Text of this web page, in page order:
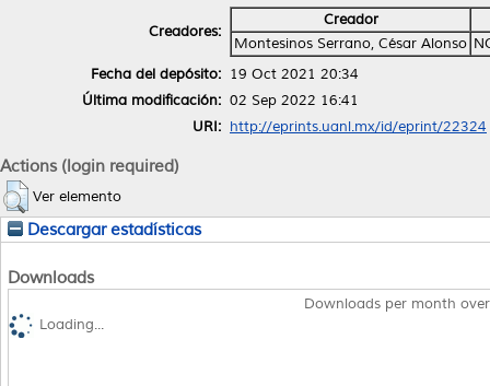
Creadores:
Creador
Montesinos Serrano, César Alonso
Fecha del depósito: 19 Oct 2021 20:34
Última modificación: 02 Sep 2022 16:41
URI: http://eprints.uanl.mx/id/eprint/22324
Actions (login required)
Ver elemento
Descargar estadísticas
Downloads
Downloads per month
Loading...